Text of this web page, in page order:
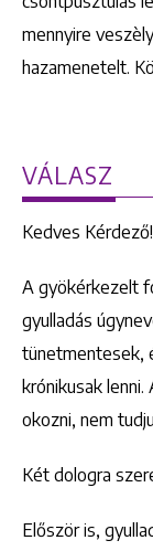
mennyire
hazamenetelt.
VÁLASZ
Kedves Kérdező!
A gyökérkezelt
gyulladás
tünetmentesek,
krónikusak
okozni, nem
Két dologra
Először is,